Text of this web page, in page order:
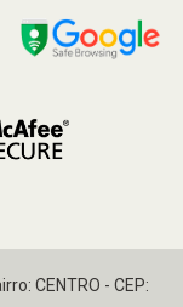
CENTRO - CEP: